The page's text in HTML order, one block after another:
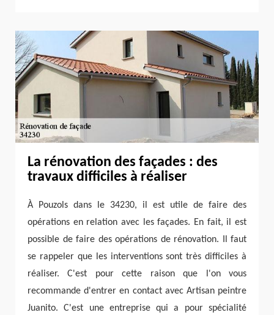
La rénovation des façades : des
travaux difficiles à réaliser
À Pouzols dans le 34230, il est utile de faire des
opérations en relation avec les façades. En fait, il est
possible de faire des opérations de rénovation. Il faut
se rappeler que les interventions sont très difficiles à
réaliser. C'est pour cette raison que l'on vous
recommande d'entrer en contact avec Artisan peintre
Juanito. C'est une entreprise qui a pour spécialité